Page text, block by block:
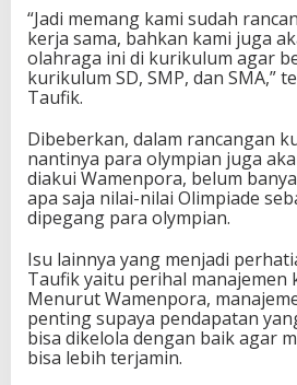
P
e
n
d
k
a
n
“Jadi memang kami sudah
kerja sama, bahkan kami juga
olahraga ini di kurikulum agar
kurikulum SD, SMP, dan SMA,”
Taufik.
Dibeberkan, dalam rancangan
nantinya para olympian juga
diakui Wamenpora, belum
apa saja nilai-nilai Olimpiade
dipegang para olympian.
Isu lainnya yang menjadi
Taufik yaitu perihal manajemen
Menurut Wamenpora,
penting supaya pendapatan
bisa dikelola dengan baik agar
bisa lebih terjamin.